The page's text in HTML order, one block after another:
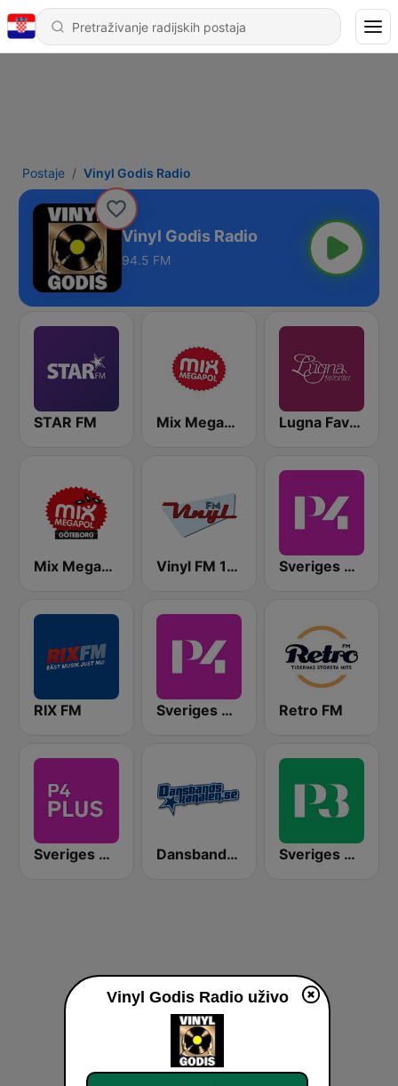
Postaje Vinyl Godis Radio
Vinyl Godis Radio
94.5 FM
STAR FM Mix Megapol Lugna Favoriter
Mix Megapol Göteborg Vinyl FM 107 Sveriges Radio P4 Malmöhus
RIX FM Sveriges Radio P4 Stockholm Retro FM
Sveriges Radio P4 Plus Dansbandskanalen Sveriges Radio P3
Vinyl Godis Radio uživo